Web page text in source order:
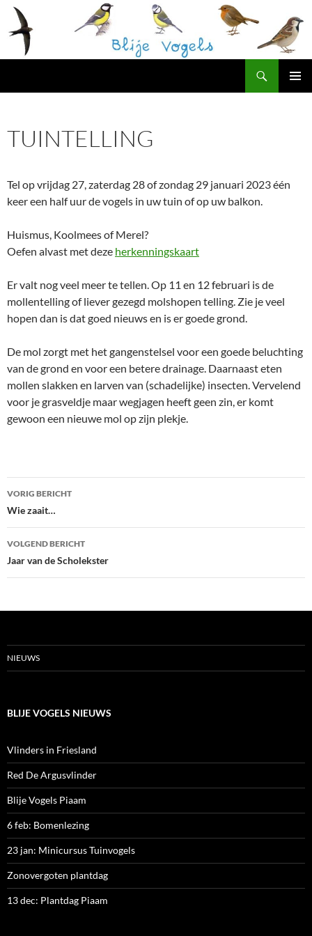
naar
de
inhoud
TUINTELLING
Tel op vrijdag 27, zaterdag 28 of zondag 29 januari 2023 één
keer een half uur de vogels in uw tuin of op uw balkon.
Huismus, Koolmees of Merel?
Oefen alvast met deze herkenningskaart
Er valt nog veel meer te tellen. Op 11 en 12 februari is de
mollentelling of liever gezegd molshopen telling. Zie je veel
hopen dan is dat goed nieuws en is er goede grond.
De mol zorgt met het gangenstelsel voor een goede beluchting
van de grond en voor een betere drainage. Daarnaast eten
mollen slakken en larven van (schadelijke) insecten. Vervelend
voor je grasveldje maar wegjagen heeft geen zin, er komt
gewoon een nieuwe mol op zijn plekje.
Bericht
navigatie
VORIG BERICHT
Wie zaait…
VOLGEND BERICHT
Jaar van de Scholekster
NIEUWS
BLIJE VOGELS NIEUWS
Vlinders in Friesland
Red De Argusvlinder
Blije Vogels Piaam
6 feb: Bomenlezing
23 jan: Minicursus Tuinvogels
Zonovergoten plantdag
13 dec: Plantdag Piaam